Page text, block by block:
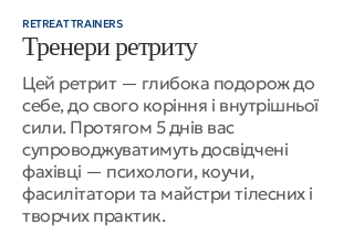
RETREAT TRAINERS
Тренери ретриту
Цей ретрит — глибока подорож до
себе, до свого коріння і внутрішньої
сили. Протягом 5 днів вас
супроводжуватимуть досвідчені
фахівці — психологи, коучи,
фасилітатори та майстри тілесних і
творчих практик.